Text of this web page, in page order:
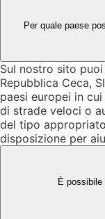
Per quale paese
Sul nostro sito
Repubblica Ceca,
paesi europei in
di strade veloci o
del tipo
disposizione per
È possibile